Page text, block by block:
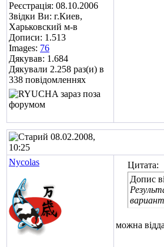
Реєстрація: 08.10.2006
Звідки Ви: г.Киев,
Харьковский м-в
Дописи: 1.513
Images: 76
Дякував: 1.684
Дякували 2.258 раз(и) в
338 повідомленнях
08.02.2008,
10:25
Nycolas
Цитата:
Допис
можна